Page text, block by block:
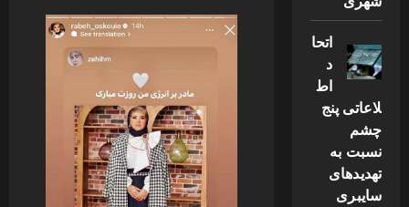
لاک
طرح
ناخن
شیک
مختص
خودتان
اتحا
د
اط
لاعاتی پنج
چشم
نسبت به
تهدیدهای
سایبری